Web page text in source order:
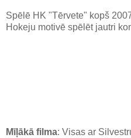
Spēlē HK "Tērvete" kopš
Hokeju motivē spēlēt jautri
Mīļākā filma: Visas ar